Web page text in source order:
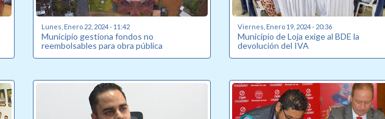
Lunes, Enero 22, 2024 - 11:42
Municipio gestiona fondos no
reembolsables para obra pública
Viernes, Enero 19, 2024 - 20:36
Municipio de Loja exige al BDE la
devolución del IVA